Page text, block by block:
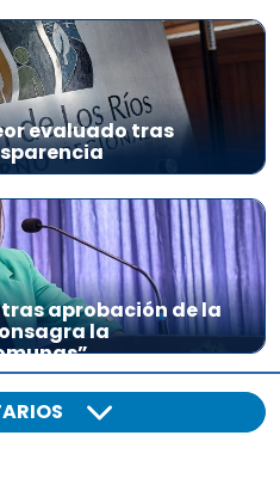
evaluado tras
aprobación de la
la